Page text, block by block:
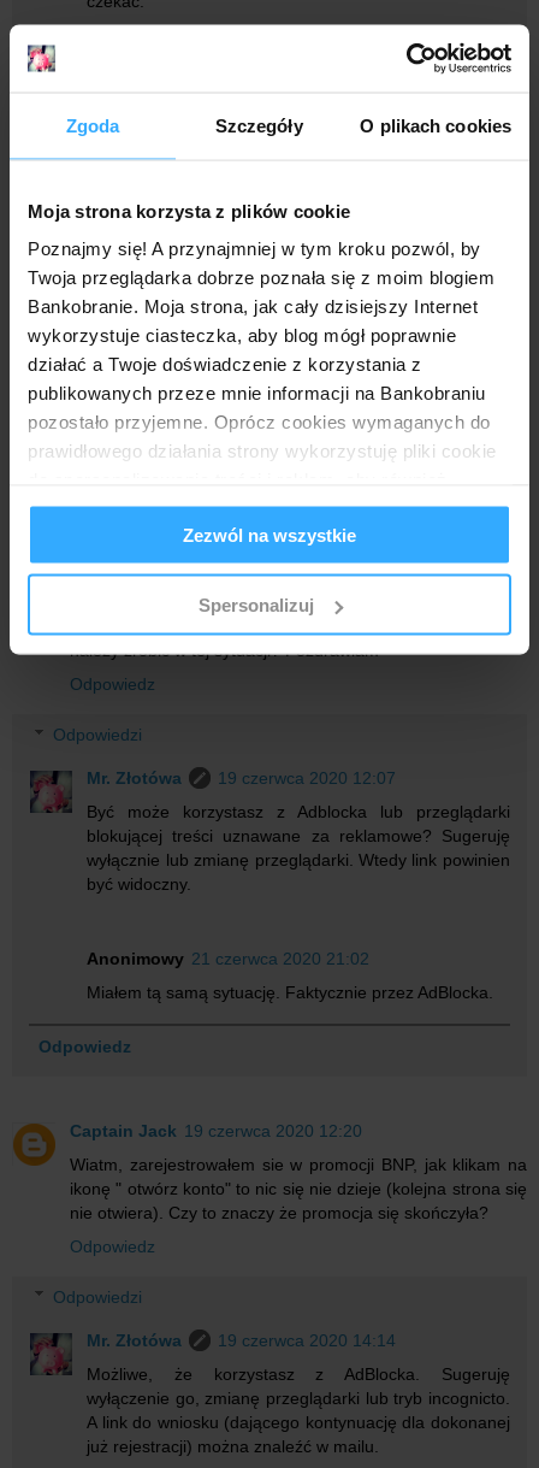
Zgoda Szczegóły O plikach cookies
Moja strona korzysta z plików cookie
Poznajmy się! A przynajmniej w tym kroku pozwól, by
Twoja przeglądarka dobrze poznała się z moim blogiem
Bankobranie. Moja strona, jak cały dzisiejszy Internet
wykorzystuje ciasteczka, aby blog mógł poprawnie
działać a Twoje doświadczenie z korzystania z
publikowanych przeze mnie informacji na Bankobraniu
pozostało przyjemne. Oprócz cookies wymaganych do
prawidłowego działania strony wykorzystuję pliki cookie
analizować ruch w mojej witrynie. Informacje o tym, jak
korzystasz z bloga, udostępniam moim partnerom
społecznościowym, reklamowym i analitycznym.
Partnerzy mogą połączyć te informacje z innymi danymi
korzystania z ich usług.
Zezwól na wszystkie
Spersonalizuj
Odpowiedz
Anonimowy
19 czerwca 2020 04:51
Odpowiedzi
19 czerwca 2020 09:59
Oprocentowanie słabe. Jak w większości banków teraz.
0,5%, a po zapowiadanej już zmianie 0,1%
Odpowiedz
podpisanie.Aby to zrobić, kliknij w poniższy link. Tego linku
jednak nie ma. Odpisuje na maila że brak linku i automat
znowu przysyła maila by kliknąć w link, którego nie ma. Co
należy zrobić w tej sytuacji? Pozdrawiam
Odpowiedz
Odpowiedzi
Mr. Złotówa
19 czerwca 2020 12:07
Być może korzystasz z Adblocka lub przeglądarki
blokującej treści uznawane za reklamowe? Sugeruję
wyłącznie lub zmianę przeglądarki. Wtedy link powinien
być widoczny.
Anonimowy 21 czerwca 2020 21:02
Miałem tą samą sytuację. Faktycznie przez AdBlocka.
Odpowiedz
Captain Jack 19 czerwca 2020 12:20
Wiatm, zarejestrowałem sie w promocji BNP, jak klikam na
ikonę " otwórz konto" to nic się nie dzieje (kolejna strona się
nie otwiera). Czy to znaczy że promocja się skończyła?
Odpowiedz
Odpowiedzi
Mr. Złotówa
19 czerwca 2020 14:14
Możliwe, że korzystasz z AdBlocka. Sugeruję
wyłączenie go, zmianę przeglądarki lub tryb incognicto.
A link do wniosku (dającego kontynuację dla dokonanej
już rejestracji) można znaleźć w mailu.